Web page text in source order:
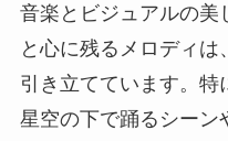
音楽とビジュアルの美
と心に残るメロディ
引き立てています。特
星空の下で踊るシーン